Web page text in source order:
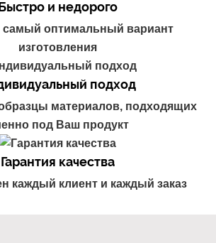
и недорого
самый оптимальный вариант
изготовления
подход
материалов, подходящих
под Ваш продукт
Гарантия качества
каждый клиент и каждый заказ